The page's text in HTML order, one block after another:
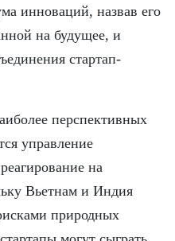
инноваций, назвав его
на будущее, и
стартап-
перспективных
управление
на
Вьетнам и Индия
природных